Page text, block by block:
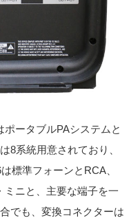
ータブルPAシステムと
8系統用意されており、
標準フォーンとRCA、
ミニと、主要な端子を一
でも、変換コネクターは